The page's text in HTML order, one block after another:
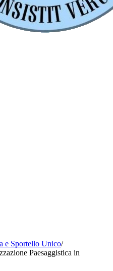
e Sportello Unico/
Paesaggistica in